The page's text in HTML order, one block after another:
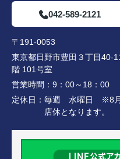
042-589-2121
〒191-0053
東京都日野市豊田３丁目40-
階 101号室
営業時間： 9：00～18：00
定休日： 毎週 水曜日 ※8月
店休となります。